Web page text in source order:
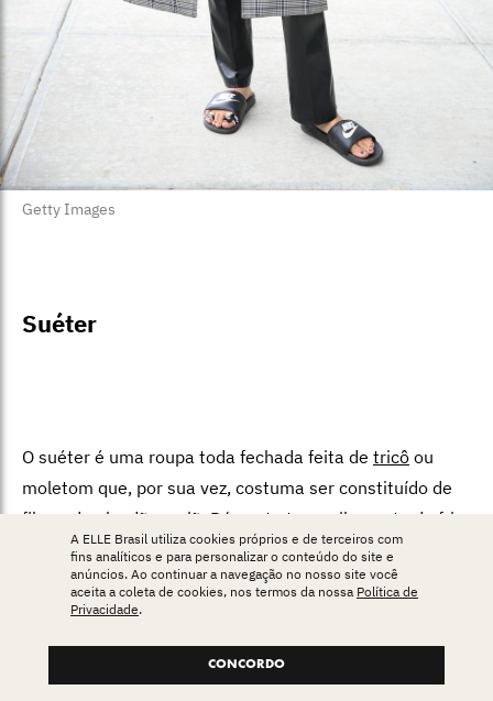
Getty Images
Suéter
O suéter é uma roupa toda fechada feita de tricô ou
moletom que, por sua vez, costuma ser constituído de
fibras de algodão ou lã. Dá conta tranquilamente do frio
do outono, mas nos dias mais intensos de inverno
funciona melhor na rua como uma segunda camada
debaixo de outro casaco – o que pode resultar em
composições cheias de estilo, aliás.
A ELLE Brasil utiliza cookies próprios e de terceiros com
fins analíticos e para personalizar o conteúdo do site e
anúncios. Ao continuar a navegação no nosso site você
aceita a coleta de cookies, nos termos da nossa Política de
Privacidade.
CONCORDO